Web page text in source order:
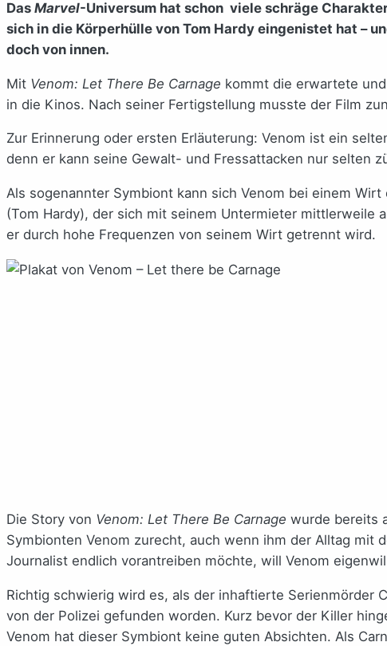
Das Marvel-Universum hat schon viele schräge
sich in die Körperhülle von Tom Hardy eingenistet hat –
doch von innen.
Mit Venom: Let There Be Carnage kommt die erwartete
in die Kinos. Nach seiner Fertigstellung musste der Film
Zur Erinnerung oder ersten Erläuterung: Venom ist ein
denn er kann seine Gewalt- und Fressattacken nur selten
Als sogenannter Symbiont kann sich Venom bei einem
(Tom Hardy), der sich mit seinem Untermieter mittlerweile
er durch hohe Frequenzen von seinem Wirt getrennt wird.
Die Story von Venom: Let There Be Carnage wurde bereits
Symbionten Venom zurecht, auch wenn ihm der Alltag mit
Journalist endlich vorantreiben möchte, will Venom
Richtig schwierig wird es, als der inhaftierte Serienmörder
von der Polizei gefunden worden. Kurz bevor der Killer
Venom hat dieser Symbiont keine guten Absichten. Als